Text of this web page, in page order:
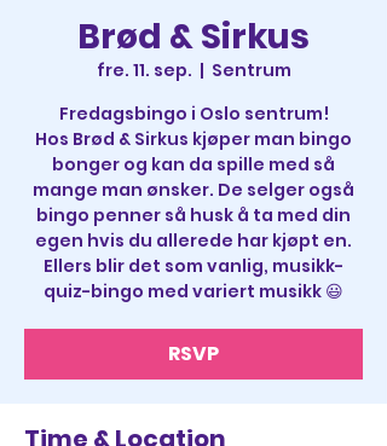
Brød & Sirkus
fre. 11. sep.
  |
Sentrum
Fredagsbingo i Oslo sentrum!
Hos Brød & Sirkus kjøper man bingo
bonger og kan da spille med så
mange man ønsker. De selger også
bingo penner så husk å ta med din
egen hvis du allerede har kjøpt en.
Ellers blir det som vanlig, musikk-
quiz-bingo med variert musikk 😃
RSVP
Time & Location